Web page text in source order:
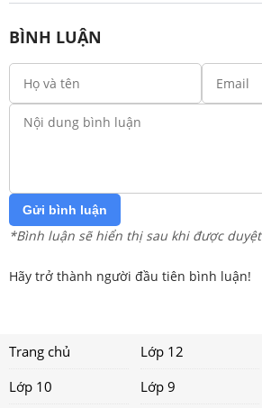
BÌNH LUẬN
Gửi bình luận
*Bình luận sẽ hiển thị sau khi được duyệt
Hãy trở thành người đầu tiên bình luận!
Trang chủ Lớp 12
Lớp 10
Lớp 9